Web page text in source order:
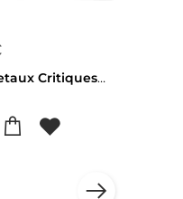
N26 Metaux Critiques, Concilier Ethique & Souverainete ?geosciences